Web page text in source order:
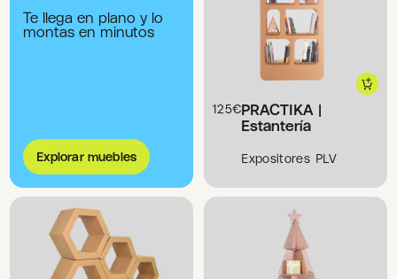
Te llega en plano y lo
montas en minutos
Explorar muebles
PRACTIKA |
Estantería
Expositores PLV
125€